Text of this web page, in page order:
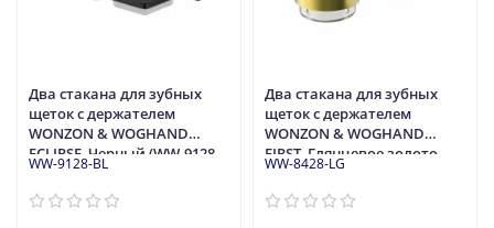
Два стакана для зубных
щеток с держателем
WONZON & WOGHAND
ECLIPSE, Черный (WW-9128-
BL)
WW-9128-BL
Два стакана для зубных
щеток с держателем
WONZON & WOGHAND
FIRST, Глянцевое золото
(WW-8428-LG)
WW-8428-LG